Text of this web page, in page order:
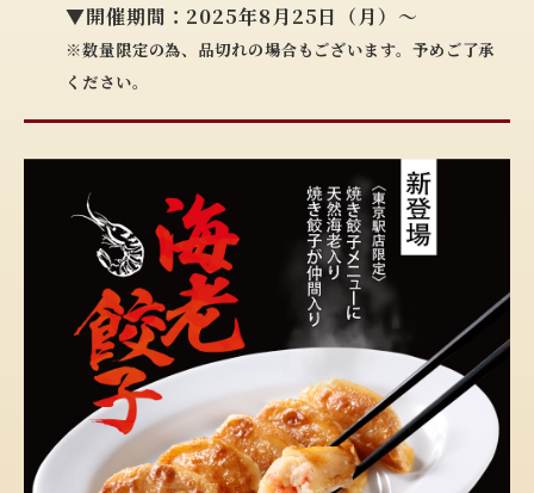
▼開催期間：2025年8月25日（月）～
※数量限定の為、品切れの場合もございます。予めご了承
ください。